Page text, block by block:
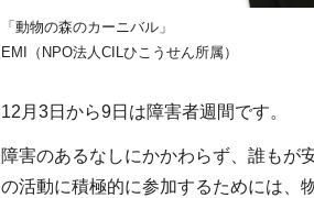
「動物の森のカーニバル」
EMI（NPO法人CILひこうせん所属）
12月3日から9日は障害者週間です。
障害のあるなしにかかわらず、誰もが
の活動に積極的に参加するためには、